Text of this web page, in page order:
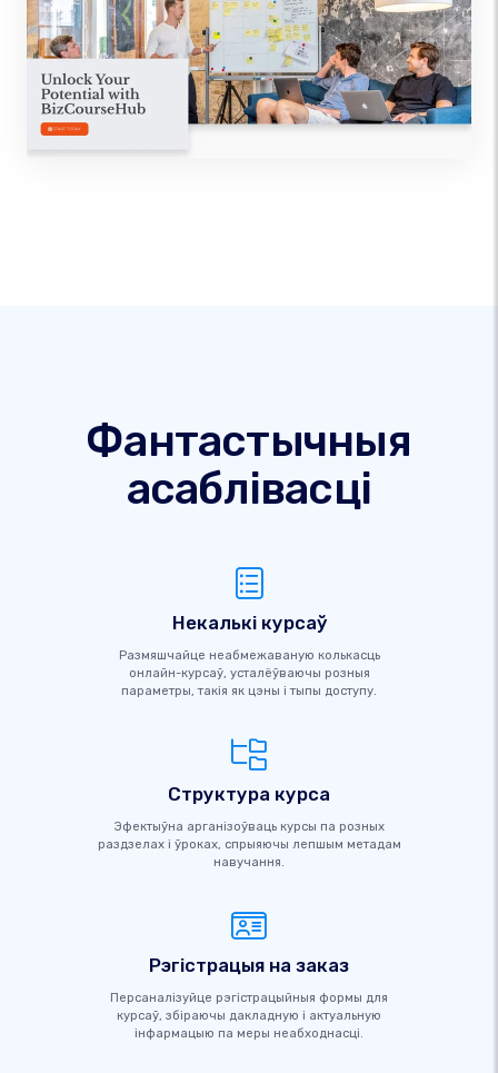
Фантастычныя
асаблівасці
Некалькі курсаў
Размяшчайце неабмежаваную колькасць
онлайн-курсаў, усталёўваючы розныя
параметры, такія як цэны і тыпы доступу.
Структура курса
Эфектыўна арганізоўваць курсы па розных
раздзелах і ўроках, спрыяючы лепшым метадам
навучання.
Рэгістрацыя на заказ
Персаналізуйце рэгістрацыйныя формы для
курсаў, збіраючы дакладную і актуальную
інфармацыю па меры неабходнасці.